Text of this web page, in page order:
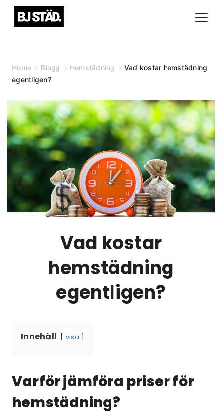
Skip
Home Blogg Hemstädning
Vad kostar hemstädning
egentligen?
Vad kostar
hemstädning
egentligen?
Innehåll visa
Varför jämföra priser för
hemstädning?